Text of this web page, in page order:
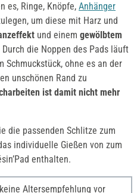
es, Ringe, Knöpfe, Anhänger
um diese mit Harz und
und einem gewölbtem
die Noppen des Pads läuft
Schmuckstück, ohne es an der
unschönen Rand zu
ist damit nicht mehr
die passenden Schlitze zum
individuelle Gießen von zum
enthalten.
Altersempfehlung vor